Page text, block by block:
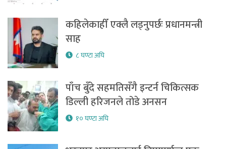
कहिलेकाहीँ एक्लै लड्नुपर्छः प्रधानमन्त्री
साह
८ घण्टा अघि
पाँच बुँदे सहमतिसँगै इन्टर्न चिकित्सक
डिल्ली हरिजनले तोडे अनसन
१० घण्टा अघि